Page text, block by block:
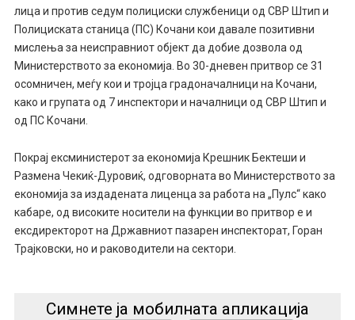
лица и против седум полициски службеници од СВР Штип и
Полициската станица (ПС) Кочани кои давале позитивни
мислења за неисправниот објект да добие дозвола од
Министерството за економија. Во 30-дневен притвор се 31
осомничен, меѓу кои и тројца градоначалници на Кочани,
како и групата од 7 инспектори и началници од СВР Штип и
од ПС Кочани.
Покрај ексминистерот за економија Крешник Бектеши и
Размена Чекиќ-Дуровиќ, одговорната во Министерството за
економија за издадената лиценца за работа на „Пулс“ како
кабаре, од високите носители на функции во притвор е и
ексдиректорот на Државниот пазарен инспекторат, Горан
Трајковски, но и раководители на сектори.
Симнете ја мобилната апликација